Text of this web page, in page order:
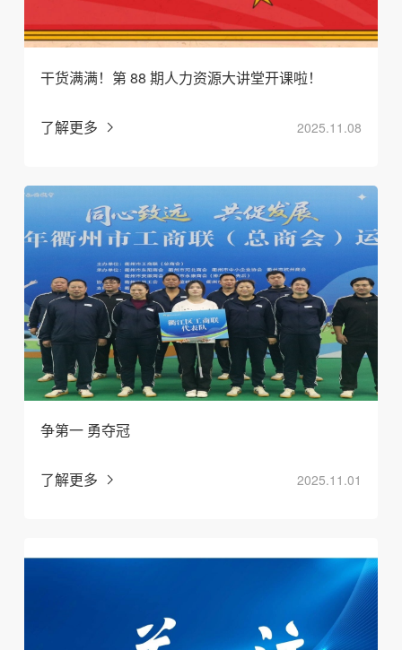
干货满满！第 88 期人力资源大讲堂开课啦！
了解更多 2025.11.08
争第一 勇夺冠
了解更多 2025.11.01